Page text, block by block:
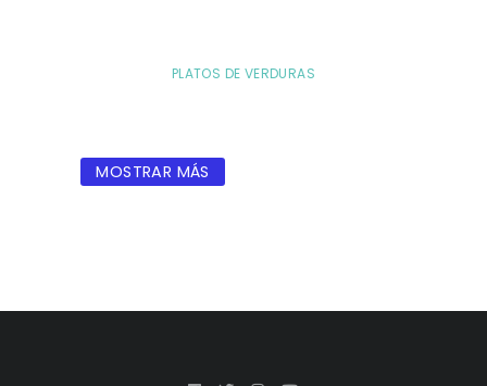
PLATOS DE VERDURAS
MOSTRAR MÁS